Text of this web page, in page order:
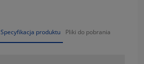
Specyfikacja produktu Pliki do pobrania